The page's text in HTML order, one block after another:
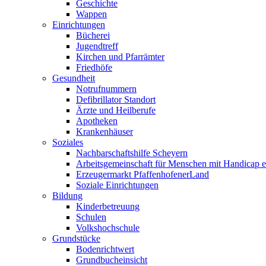
Geschichte
Wappen
Einrichtungen
Bücherei
Jugendtreff
Kirchen und Pfarrämter
Friedhöfe
Gesundheit
Notrufnummern
Defibrillator Standort
Ärzte und Heilberufe
Apotheken
Krankenhäuser
Soziales
Nachbarschaftshilfe Scheyern
Arbeitsgemeinschaft für Menschen mit Handicap
Erzeugermarkt PfaffenhofenerLand
Soziale Einrichtungen
Bildung
Kinderbetreuung
Schulen
Volkshochschule
Grundstücke
Bodenrichtwert
Grundbucheinsicht